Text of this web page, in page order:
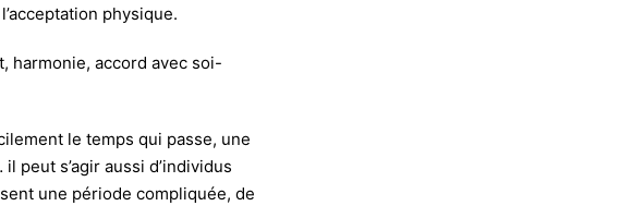
physique.
harmonie, accord avec soi-
le temps qui passe, une
peut s’agir aussi d’individus
une période compliquée, de